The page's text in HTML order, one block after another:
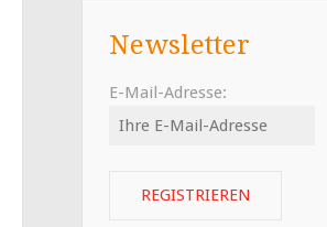
Newsletter
E-Mail-Adresse: